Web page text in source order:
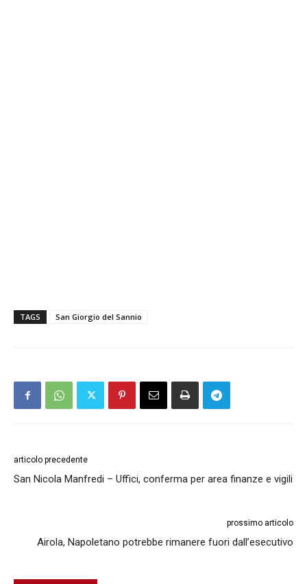
TAGS San Giorgio del Sannio
articolo precedente
San Nicola Manfredi – Uffici, conferma per area finanze e vigili
prossimo articolo
Airola, Napoletano potrebbe rimanere fuori dall’esecutivo